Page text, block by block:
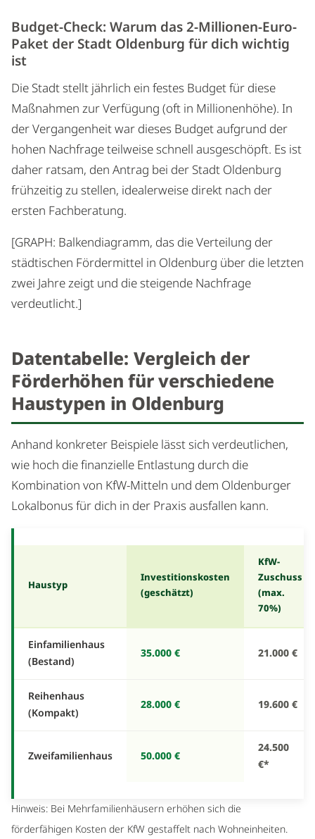
Budget-Check: Warum das 2-Millionen-Euro-
Paket der Stadt Oldenburg für dich wichtig
ist
Die Stadt stellt jährlich ein festes Budget für diese
Maßnahmen zur Verfügung (oft in Millionenhöhe). In
der Vergangenheit war dieses Budget aufgrund der
hohen Nachfrage teilweise schnell ausgeschöpft. Es ist
daher ratsam, den Antrag bei der Stadt Oldenburg
frühzeitig zu stellen, idealerweise direkt nach der
ersten Fachberatung.
[GRAPH: Balkendiagramm, das die Verteilung der
städtischen Fördermittel in Oldenburg über die letzten
zwei Jahre zeigt und die steigende Nachfrage
verdeutlicht.]
Datentabelle: Vergleich der
Förderhöhen für verschiedene
Haustypen in Oldenburg
Anhand konkreter Beispiele lässt sich verdeutlichen,
wie hoch die finanzielle Entlastung durch die
Kombination von KfW-Mitteln und dem Oldenburger
Lokalbonus für dich in der Praxis ausfallen kann.
Haustyp
Investitionskosten
(geschätzt)
KfW-
Zuschuss
(max.
70%)
Einfamilienhaus
(Bestand)
35.000 € 21.000 €
Reihenhaus
(Kompakt)
28.000 € 19.600 €
Zweifamilienhaus 50.000 €
24.500
€*
Hinweis: Bei Mehrfamilienhäusern erhöhen sich die
förderfähigen Kosten der KfW gestaffelt nach Wohneinheiten.